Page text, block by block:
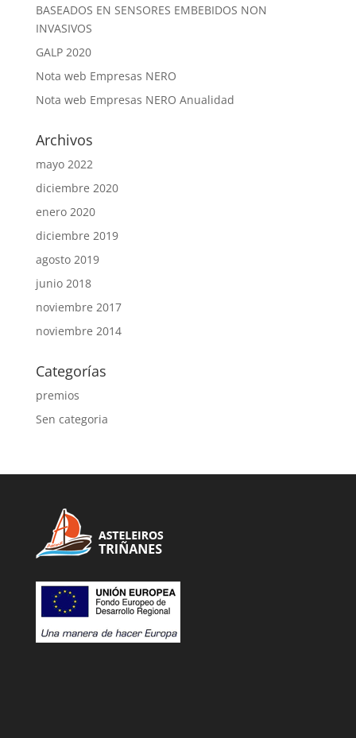
BASEADOS EN SENSORES EMBEBIDOS NON
INVASIVOS
GALP 2020
Nota web Empresas NERO
Nota web Empresas NERO Anualidad
Archivos
mayo 2022
diciembre 2020
enero 2020
diciembre 2019
agosto 2019
junio 2018
noviembre 2017
noviembre 2014
Categorías
premios
Sen categoria